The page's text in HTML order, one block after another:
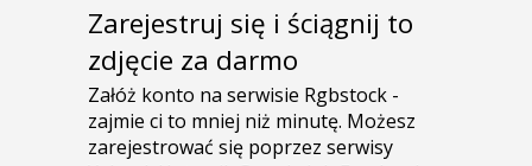
Zarejestruj się i ściągnij to
zdjęcie za darmo